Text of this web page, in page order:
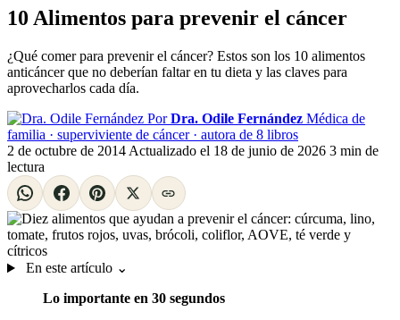
10 Alimentos para prevenir el cáncer
¿Qué comer para prevenir el cáncer? Estos son los 10 alimentos
anticáncer que no deberían faltar en tu dieta y las claves para
aprovecharlos cada día.
Por Dra. Odile Fernández Médica de
familia · superviviente de cáncer · autora de 8 libros
2 de octubre de 2014 Actualizado el 18 de junio de 2026 3 min de
lectura
En este artículo ⌄
Lo importante en 30 segundos